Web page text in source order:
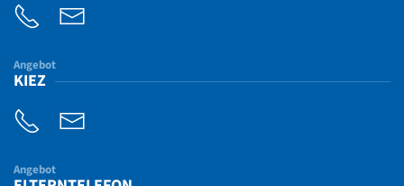
Angebot
KIEZ
Angebot